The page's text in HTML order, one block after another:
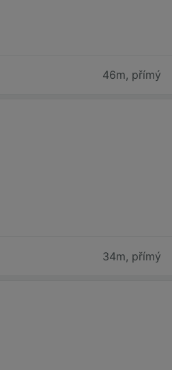
46m, přímý
34m, přímý